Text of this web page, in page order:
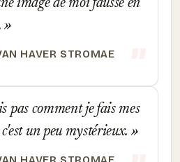
image de moi fausse en
HAVER STROMAE
pas comment je fais mes
un peu mystérieux.